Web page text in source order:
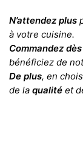
N’attendez plus
à votre cuisine.
Commandez
bénéficiez de
De plus, en
de la qualité et